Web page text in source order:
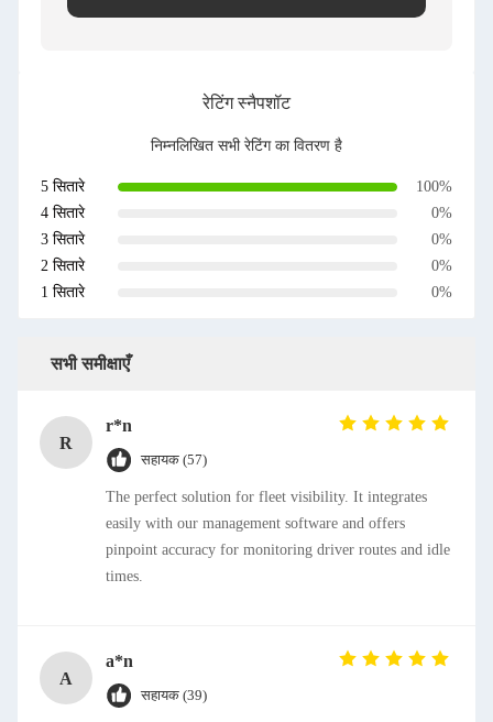
रेटिंग स्नैपशॉट
निम्नलिखित सभी रेटिंग का वितरण है
5 सितारे
100%
4 सितारे
0%
3 सितारे
0%
2 सितारे
0%
1 सितारे
0%
सभी समीक्षाएँ
R
r*n
सहायक (57)
The perfect solution for fleet visibility. It integrates
easily with our management software and offers
pinpoint accuracy for monitoring driver routes and idle
times.
A
a*n
सहायक (39)